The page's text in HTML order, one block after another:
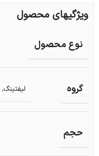
ویژگیهای محصول
نوع محصول
گروه لیفتینگ,
حجم